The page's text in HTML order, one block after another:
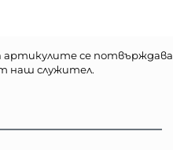
се потвърждава
наш служител.